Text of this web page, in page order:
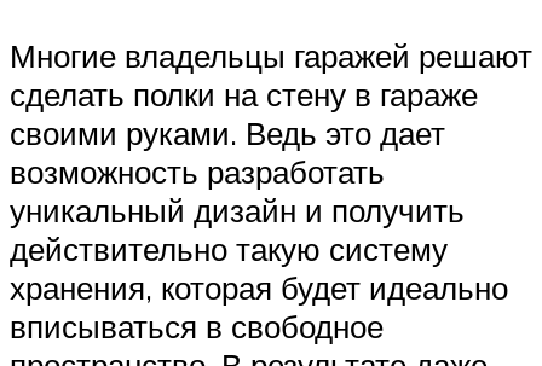
Многие владельцы гаражей решают
сделать полки на стену в гараже
своими руками. Ведь это дает
возможность разработать
уникальный дизайн и получить
действительно такую систему
хранения, которая будет идеально
вписываться в свободное